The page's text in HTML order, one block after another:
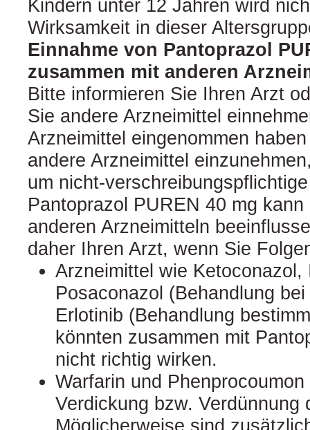
Kindern unter 12 Jahren wird
Wirksamkeit in dieser
Einnahme von Pantoprazol
zusammen mit anderen
Bitte informieren Sie Ihren Arzt
Sie andere Arzneimittel
Arzneimittel eingenommen
andere Arzneimittel
um nicht-
Pantoprazol PUREN 40 mg
anderen Arzneimitteln
daher Ihren Arzt, wenn Sie
Arzneimittel wie Ketoconazol,
Posaconazol (Behandlung
Erlotinib (Behandlung
könnten zusammen mit
nicht richtig wirken.
Warfarin und
Verdickung bzw. Verdünnung
Möglicherweise sind